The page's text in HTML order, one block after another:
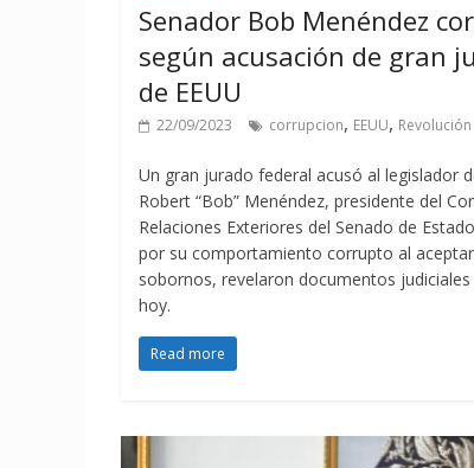
Senador Bob Menéndez
según acusación de gran
de EEUU
22/09/2023 corrupcion, EEUU,
Un gran jurado federal acusó al legislador
Robert “Bob” Menéndez, presidente del
Relaciones Exteriores del Senado de
por su comportamiento corrupto al
sobornos, revelaron documentos judiciales
hoy.
Read more